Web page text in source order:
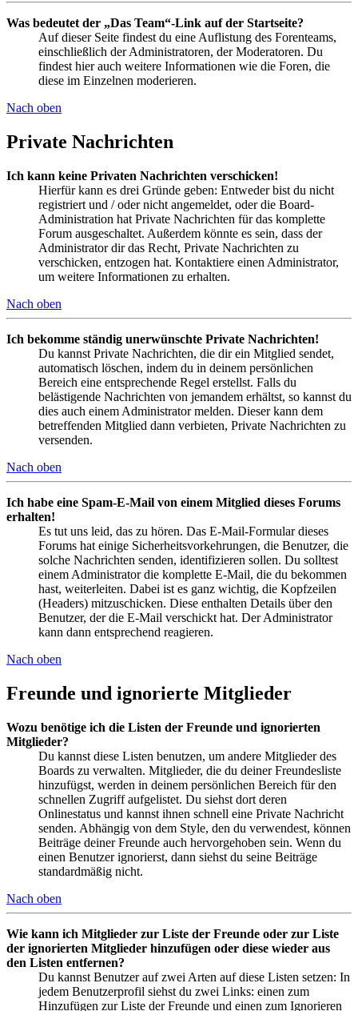
Was bedeutet der „Das Team“-Link auf der Startseite?
Auf dieser Seite findest du eine Auflistung des Forenteams,
einschließlich der Administratoren, der Moderatoren. Du
findest hier auch weitere Informationen wie die Foren, die
diese im Einzelnen moderieren.
Nach oben
Private Nachrichten
Ich kann keine Privaten Nachrichten verschicken!
Hierfür kann es drei Gründe geben: Entweder bist du nicht
registriert und / oder nicht angemeldet, oder die Board-
Administration hat Private Nachrichten für das komplette
Forum ausgeschaltet. Außerdem könnte es sein, dass der
Administrator dir das Recht, Private Nachrichten zu
verschicken, entzogen hat. Kontaktiere einen Administrator,
um weitere Informationen zu erhalten.
Nach oben
Ich bekomme ständig unerwünschte Private Nachrichten!
Du kannst Private Nachrichten, die dir ein Mitglied sendet,
automatisch löschen, indem du in deinem persönlichen
Bereich eine entsprechende Regel erstellst. Falls du
belästigende Nachrichten von jemandem erhältst, so kannst du
dies auch einem Administrator melden. Dieser kann dem
betreffenden Mitglied dann verbieten, Private Nachrichten zu
versenden.
Nach oben
Ich habe eine Spam-E-Mail von einem Mitglied dieses Forums
erhalten!
Es tut uns leid, das zu hören. Das E-Mail-Formular dieses
Forums hat einige Sicherheitsvorkehrungen, die Benutzer, die
solche Nachrichten senden, identifizieren sollen. Du solltest
einem Administrator die komplette E-Mail, die du bekommen
hast, weiterleiten. Dabei ist es ganz wichtig, die Kopfzeilen
(Headers) mitzuschicken. Diese enthalten Details über den
Benutzer, der die E-Mail verschickt hat. Der Administrator
kann dann entsprechend reagieren.
Nach oben
Freunde und ignorierte Mitglieder
Wozu benötige ich die Listen der Freunde und ignorierten
Mitglieder?
Du kannst diese Listen benutzen, um andere Mitglieder des
Boards zu verwalten. Mitglieder, die du deiner Freundesliste
hinzufügst, werden in deinem persönlichen Bereich für den
schnellen Zugriff aufgelistet. Du siehst dort deren
Onlinestatus und kannst ihnen schnell eine Private Nachricht
senden. Abhängig von dem Style, den du verwendest, können
Beiträge deiner Freunde auch hervorgehoben sein. Wenn du
einen Benutzer ignorierst, dann siehst du seine Beiträge
standardmäßig nicht.
Nach oben
Wie kann ich Mitglieder zur Liste der Freunde oder zur Liste
der ignorierten Mitglieder hinzufügen oder diese wieder aus
den Listen entfernen?
Du kannst Benutzer auf zwei Arten auf diese Listen setzen: In
jedem Benutzerprofil siehst du zwei Links: einen zum
Hinzufügen zur Liste der Freunde und einen zum Ignorieren